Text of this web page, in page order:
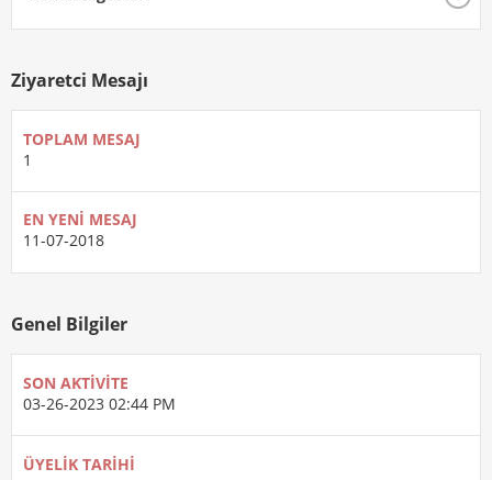
Ziyaretci Mesajı
TOPLAM MESAJ
1
EN YENI MESAJ
11-07-2018
Genel Bilgiler
SON AKTIVITE
03-26-2023 02:44 PM
ÜYELIK TARIHI